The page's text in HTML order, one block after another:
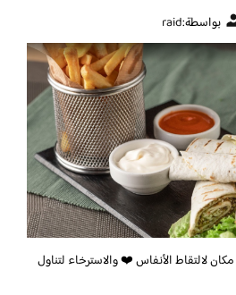
بواسطة:raid
مكان لالتقاط الأنفاس ❤️ والاسترخاء لتناول